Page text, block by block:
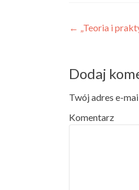
← „Teoria i
Dodaj
Twój adres e-
Komentarz